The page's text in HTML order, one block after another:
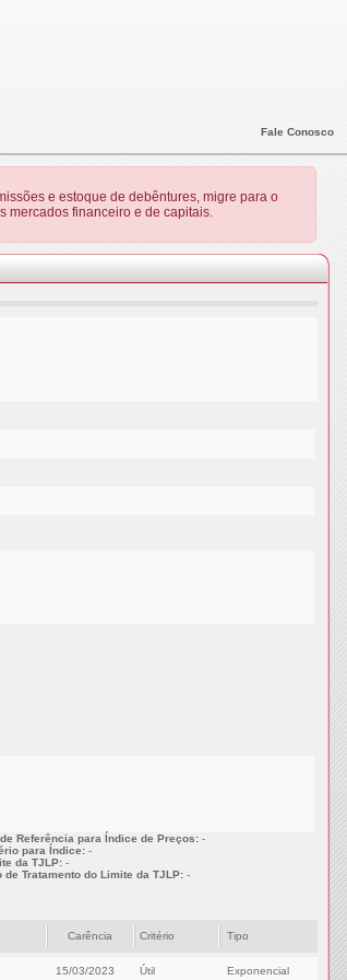
Fale Conosco
e estoque de debêntures, migre para o
mercados financeiro e de capitais.
Referência para Índice de Preços:-
para Índice:-
da TJLP:-
de Tratamento do Limite da TJLP:-
Carência Critério Tipo
15/03/2023 Útil Exponencial